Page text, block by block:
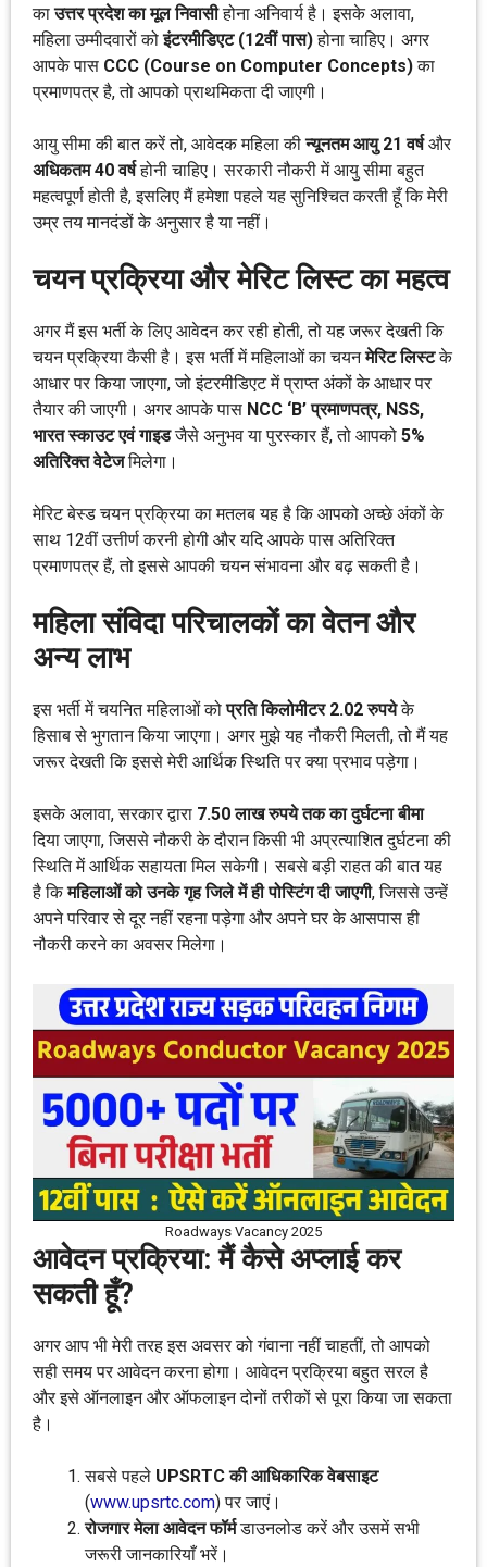
काउत्तर प्रदेश का मूल निवासीहोना अनिवार्य है। इसके अलावा,
महिला उम्मीदवारों कोइंटरमीडिएट (12वीं पास)होना चाहिए। अगर
आपके पास CCC (Course on Computer Concepts)का
प्रमाणपत्र है, तो आपको प्राथमिकता दी जाएगी।
आयु सीमा की बात करें तो, आवेदक महिला कीन्यूनतम आयु 21 वर्षऔर
अधिकतम 40 वर्षहोनी चाहिए। सरकारी नौकरी में आयु सीमा बहुत
महत्वपूर्ण होती है, इसलिए मैं हमेशा पहले यह सुनिश्चित करती हूँ कि मेरी
उम्र तय मानदंडों के अनुसार है या नहीं।
चयन प्रक्रिया और मेरिट लिस्ट का महत्व
अगर मैं इस भर्ती के लिए आवेदन कर रही होती, तो यह जरूर देखती कि
चयन प्रक्रिया कैसी है। इस भर्ती में महिलाओं का चयनमेरिट लिस्टके
आधार पर किया जाएगा, जो इंटरमीडिएट में प्राप्त अंकों के आधार पर
तैयार की जाएगी। अगर आपके पास NCC ‘B’ प्रमाणपत्र, NSS,
भारत स्काउट एवं गाइडजैसे अनुभव या पुरस्कार हैं, तो आपको 5%
अतिरिक्त वेटेजमिलेगा।
मेरिट बेस्ड चयन प्रक्रिया का मतलब यह है कि आपको अच्छे अंकों के
साथ 12वीं उत्तीर्ण करनी होगी और यदि आपके पास अतिरिक्त
प्रमाणपत्र हैं, तो इससे आपकी चयन संभावना और बढ़ सकती है।
महिला संविदा परिचालकों का वेतन और
अन्य लाभ
इस भर्ती में चयनित महिलाओं कोप्रति किलोमीटर 2.02 रुपयेके
हिसाब से भुगतान किया जाएगा। अगर मुझे यह नौकरी मिलती, तो मैं यह
जरूर देखती कि इससे मेरी आर्थिक स्थिति पर क्या प्रभाव पड़ेगा।
इसके अलावा, सरकार द्वारा 7.50 लाख रुपये तक का दुर्घटना बीमा
दिया जाएगा, जिससे नौकरी के दौरान किसी भी अप्रत्याशित दुर्घटना की
स्थिति में आर्थिक सहायता मिल सकेगी। सबसे बड़ी राहत की बात यह
है किमहिलाओं को उनके गृह जिले में ही पोस्टिंग दी जाएगी, जिससे उन्हें
अपने परिवार से दूर नहीं रहना पड़ेगा और अपने घर के आसपास ही
नौकरी करने का अवसर मिलेगा।
Roadways Vacancy 2025
आवेदन प्रक्रिया: मैं कैसे अप्लाई कर
सकती हूँ?
अगर आप भी मेरी तरह इस अवसर को गंवाना नहीं चाहतीं, तो आपको
सही समय पर आवेदन करना होगा। आवेदन प्रक्रिया बहुत सरल है
और इसे ऑनलाइन और ऑफलाइन दोनों तरीकों से पूरा किया जा सकता
है।
सबसे पहले UPSRTC की आधिकारिक वेबसाइट
(www.upsrtc.com) पर जाएं।
रोजगार मेला आवेदन फॉर्मडाउनलोड करें और उसमें सभी
जरूरी जानकारियाँ भरें।